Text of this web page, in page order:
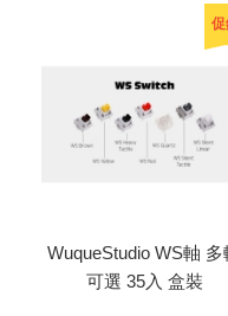
WuqueStudio WS軸 多
可選 35入 盒裝